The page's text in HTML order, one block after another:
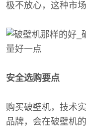
极不放心，这种市
安全选购要点
购买破壁机，技术
品牌，会在破壁机